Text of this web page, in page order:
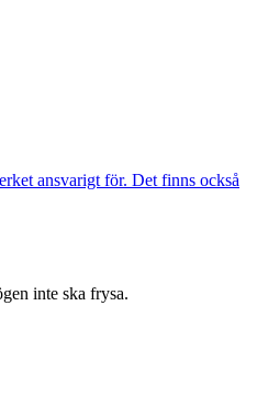
ansvarigt för. Det finns också
inte ska frysa.